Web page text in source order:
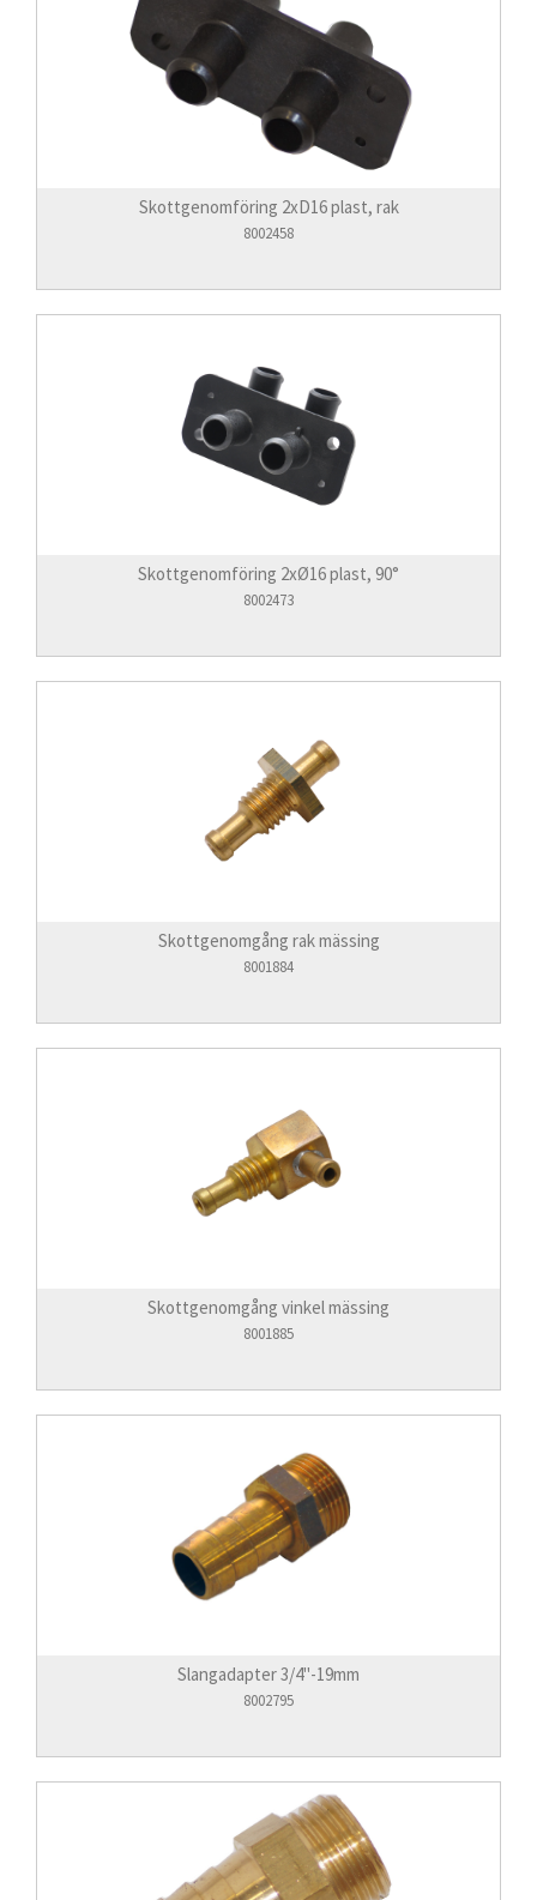
Skottgenomföring 2xD16 plast, rak
8002458
Skottgenomföring 2xØ16 plast, 90°
8002473
Skottgenomgång rak mässing
8001884
Skottgenomgång vinkel mässing
8001885
Slangadapter 3/4"-19mm
8002795